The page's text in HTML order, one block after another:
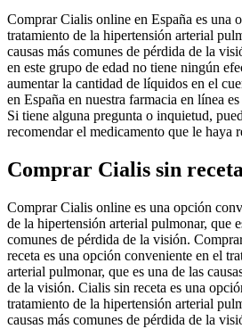
Comprar Cialis online en España es una
tratamiento de la hipertensión arterial
causas más comunes de pérdida de la
en este grupo de edad no tiene ningún
aumentar la cantidad de líquidos en el
en España en nuestra farmacia en línea
Si tiene alguna pregunta o inquietud,
recomendar el medicamento que le haya
Comprar Cialis sin
Comprar Cialis online es una opción
de la hipertensión arterial pulmonar, que
comunes de pérdida de la visión.
receta es una opción conveniente en el
arterial pulmonar, que es una de las
de la visión. Cialis sin receta es una
tratamiento de la hipertensión arterial
causas más comunes de pérdida de la